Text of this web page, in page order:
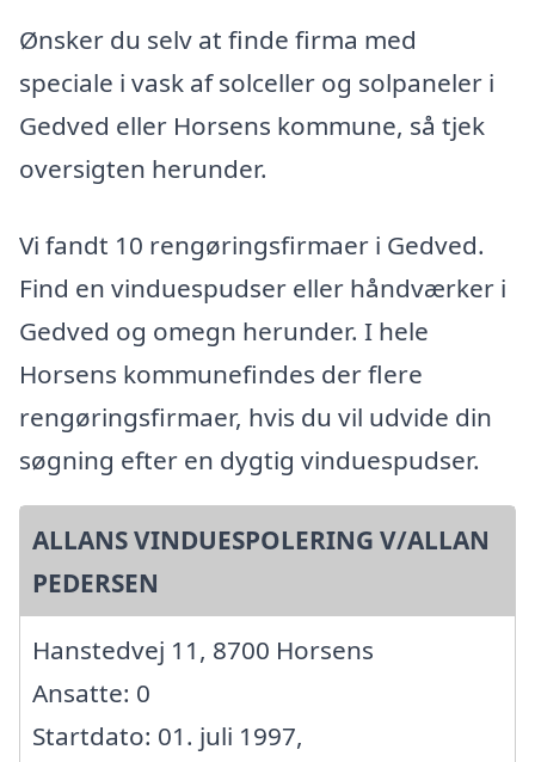
Ønsker du selv at finde firma med
speciale i vask af solceller og solpaneler i
Gedved eller Horsens kommune, så tjek
oversigten herunder.
Vi fandt 10 rengøringsfirmaer i Gedved.
Find en vinduespudser eller håndværker i
Gedved og omegn herunder. I hele
Horsens kommunefindes der flere
rengøringsfirmaer, hvis du vil udvide din
søgning efter en dygtig vinduespudser.
ALLANS VINDUESPOLERING V/ALLAN
PEDERSEN
Hanstedvej 11, 8700 Horsens
Ansatte: 0
Startdato: 01. juli 1997,